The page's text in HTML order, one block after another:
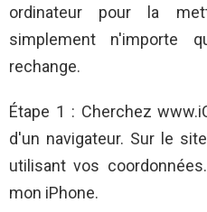
ordinateur pour la
simplement n'importe
rechange.
Étape 1 : Cherchez
d'un navigateur. Sur le
utilisant vos
mon iPhone.